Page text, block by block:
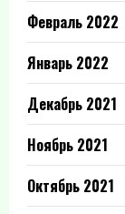
Февраль 2022
Январь 2022
Декабрь 2021
Ноябрь 2021
Октябрь 2021